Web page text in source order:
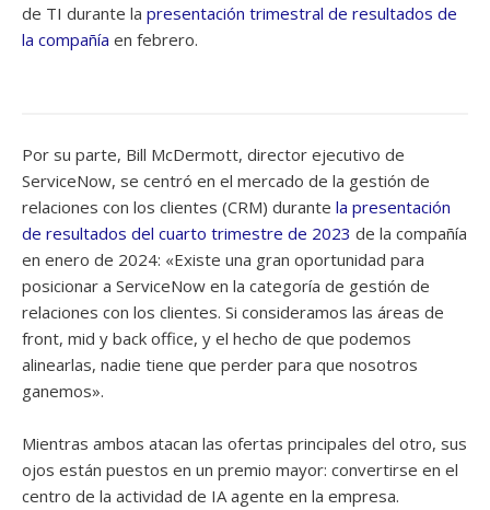
de TI durante la presentación trimestral de resultados de
la compañía en febrero.
Por su parte, Bill McDermott, director ejecutivo de
ServiceNow, se centró en el mercado de la gestión de
relaciones con los clientes (CRM) durante la presentación
de resultados del cuarto trimestre de 2023 de la compañía
en enero de 2024: «Existe una gran oportunidad para
posicionar a ServiceNow en la categoría de gestión de
relaciones con los clientes. Si consideramos las áreas de
front, mid y back office, y el hecho de que podemos
alinearlas, nadie tiene que perder para que nosotros
ganemos».
Mientras ambos atacan las ofertas principales del otro, sus
ojos están puestos en un premio mayor: convertirse en el
centro de la actividad de IA agente en la empresa.